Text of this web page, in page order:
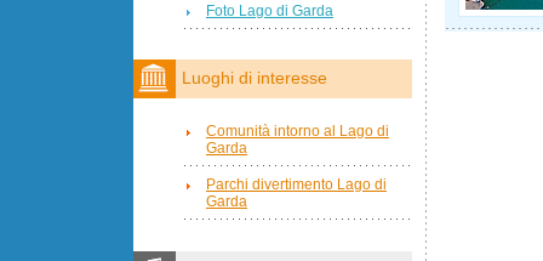
Foto Lago di Garda
Luoghi di interesse
Comunità intorno al Lago di
Garda
Parchi divertimento Lago di
Garda